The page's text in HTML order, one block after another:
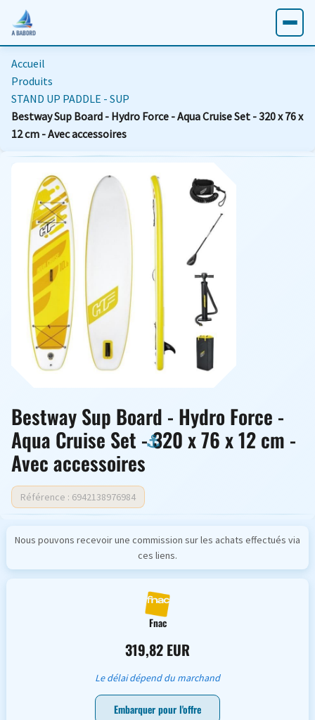
Accueil
Produits
STAND UP PADDLE - SUP
Bestway Sup Board - Hydro Force - Aqua Cruise Set - 320 x 76 x
12 cm - Avec accessoires
Bestway Sup Board - Hydro Force -
Aqua Cruise Set - 320 x 76 x 12 cm -
Avec accessoires
Référence : 6942138976984
Nous pouvons recevoir une commission sur les achats effectués via
ces liens.
Fnac
319,82 EUR
Le délai dépend du marchand
Embarquer pour l'offre